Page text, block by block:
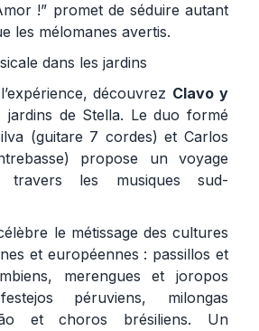
!” promet de séduire autant
les mélomanes avertis.
dans les jardins
découvrez Clavo y
jardins de Stella. Le duo formé
(guitare 7 cordes) et Carlos
propose un voyage
travers les musiques sud-
le métissage des cultures
et européennes : passillos et
merengues et joropos
péruviens, milongas
et choros brésiliens. Un